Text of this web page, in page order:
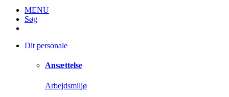
MENU
Søg
Dit personale
Ansættelse
Arbejdsmiljø